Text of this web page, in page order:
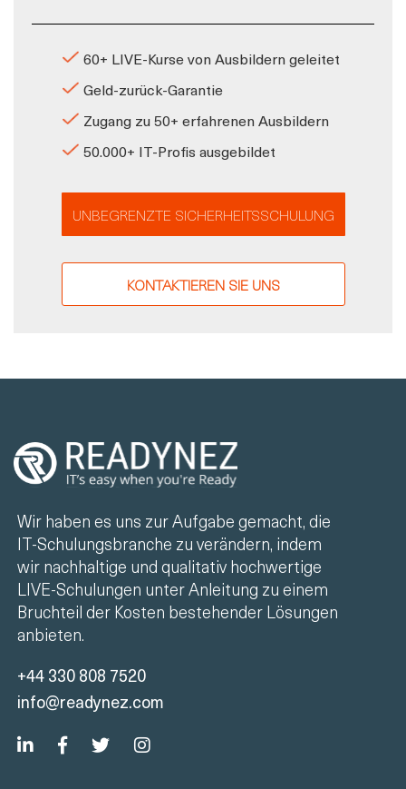
60+ LIVE-Kurse von Ausbildern geleitet
Geld-zurück-Garantie
Zugang zu 50+ erfahrenen Ausbildern
50.000+ IT-Profis ausgebildet
UNBEGRENZTE SICHERHEITSSCHULUNG
KONTAKTIEREN SIE UNS
Wir haben es uns zur Aufgabe gemacht, die
IT-Schulungsbranche zu verändern, indem
wir nachhaltige und qualitativ hochwertige
LIVE-Schulungen unter Anleitung zu einem
Bruchteil der Kosten bestehender Lösungen
anbieten.
+44 330 808 7520
info@readynez.com